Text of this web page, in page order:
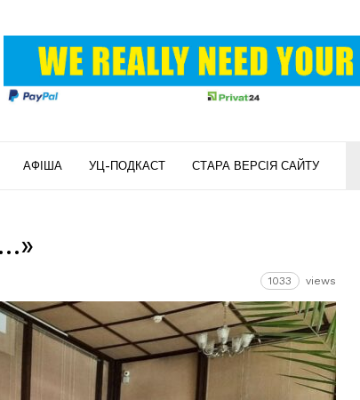
АФІША УЦ-ПОДКАСТ СТАРА ВЕРСІЯ САЙТУ
1033 views